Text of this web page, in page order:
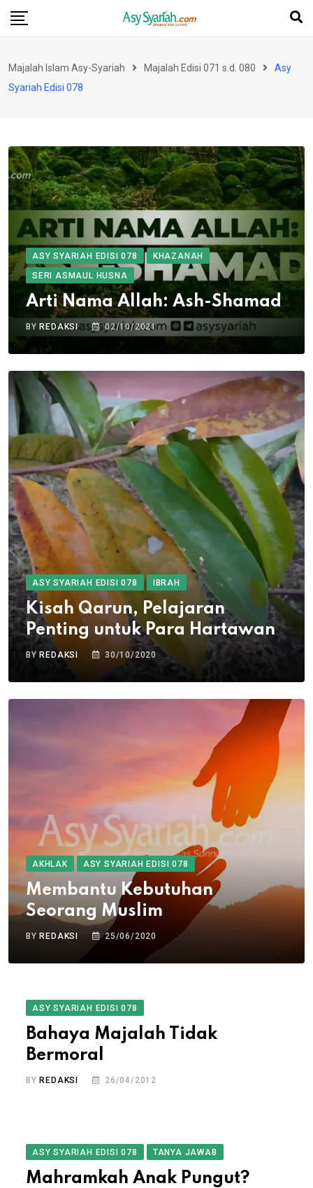
Skip
Majalah Islam Asy-Syariah Majalah Edisi 071 s.d. 080
Asy
Syariah Edisi 078
ASY SYARIAH EDISI 078
KHAZANAH
SERI ASMAUL HUSNA
Arti Nama Allah: Ash-Shamad
BY REDAKSI 02/10/2021
ASY SYARIAH EDISI 078 IBRAH
Kisah Qarun, Pelajaran
Penting untuk Para Hartawan
BY REDAKSI 30/10/2020
AKHLAK ASY SYARIAH EDISI 078
Membantu Kebutuhan
Seorang Muslim
BYREDAKSI 25/06/2020
ASY SYARIAH EDISI 078
Bahaya Majalah Tidak
Bermoral
BYREDAKSI 26/04/2012
ASY SYARIAH EDISI 078 TANYA JAWAB
Mahramkah Anak Pungut?